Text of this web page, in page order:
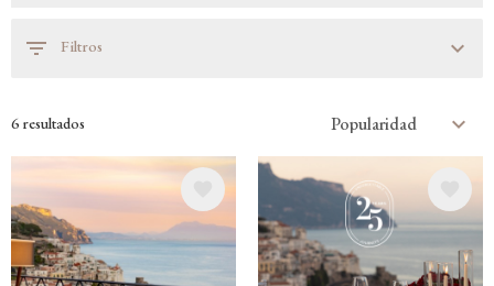
Filtros
6 resultados
Image Image